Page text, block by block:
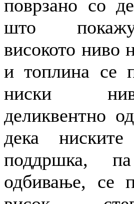
поврзано со
што
високото ниво
и топлина се
ниски
деликвентно
дека
поддршка,
одбивање, се